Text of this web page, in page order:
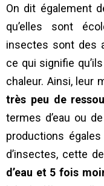
On dit également
qu’elles sont
insectes sont des
ce qui signifie
chaleur. Ainsi, leur
très peu de
termes d’eau ou
productions
d’insectes, cette
d’eau et 5 fois